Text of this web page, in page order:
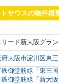
サウスの物件概
リード新大阪グラ
府大阪市淀川区東
鉄御堂筋線 「 東三国
鉄御堂筋線 「 新大阪